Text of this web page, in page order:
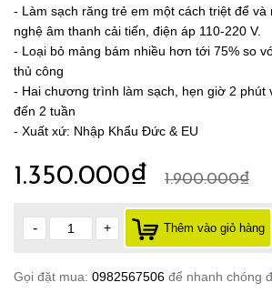
- Làm sạch răng trẻ em một cách triệt để và
nghệ âm thanh cải tiến, điện áp 110-220 V.
- Loại bỏ mảng bám nhiều hơn tới 75% so
thủ công
- Hai chương trình làm sạch, hẹn giờ 2 phút
đến 2 tuần
- Xuất xứ: Nhập Khẩu Đức & EU
1.350.000₫ 1.900.000₫
- + Thêm vào giỏ hàng
Gọi đặt mua: 0982567506 để nhanh chóng